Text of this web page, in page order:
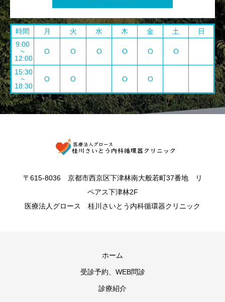
時間 月 火 水 木 金 土
日
9:00
~
12:00
O O O O O O
15:30
~
18:30
O O O O
〒615-8036 京都市西京区下津林南大般若町37番地 リ
ペアス下津林2F
医療法人グロース 桂川さいとう内科循環器クリニック
ホーム
受診予約、WEB問診
診療紹介